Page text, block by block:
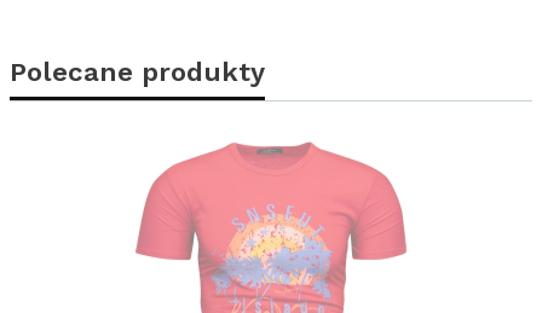
Polecane produkty